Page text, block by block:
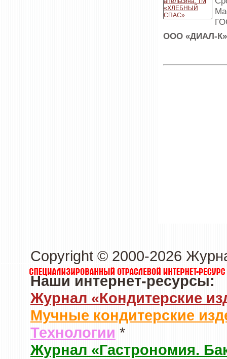
ООО «ДИАЛ-К»
Copyright © 2000-2026
Наши интернет-ресурсы:
Журнал «Кондитерские
Мучные кондитерские
Технологии *
Журнал «Гастрономия.